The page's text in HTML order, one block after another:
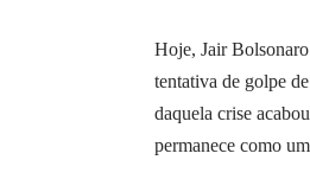
Hoje, Jair Bolsonaro
tentativa de golpe
daquela crise
permanece como